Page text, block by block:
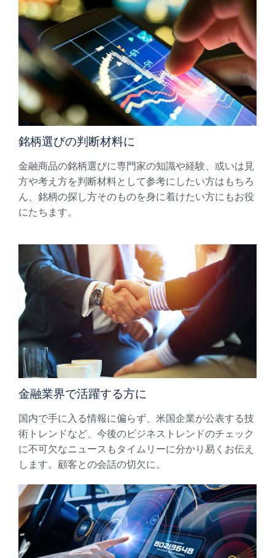
銘柄選びの判断材料に
金融商品の銘柄選びに専門家の知識や経験、或いは見
方や考え方を判断材料として参考にしたい方はもちろ
ん、銘柄の探し方そのものを身に着けたい方にもお役
にたちます。
金融業界で活躍する方に
国内で手に入る情報に偏らず、米国企業が公表する技
術トレンドなど、今後のビジネストレンドのチェック
に不可欠なニュースもタイムリーに分かり易くお伝え
します。顧客との会話の切欠に。